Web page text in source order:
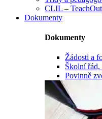
CLIL – TeachOut
Dokumenty
Dokumenty
Žádosti a
Školní
Povinně